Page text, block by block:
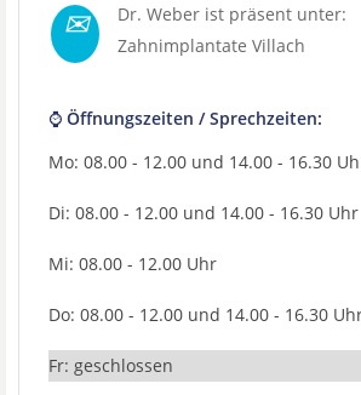
✉
Dr. Weber ist präsent unter:
Zahnimplantate Villach
⌚ Öffnungszeiten / Sprechzeiten:
Mo: 08.00 - 12.00 und 14.00 - 16.30
Di: 08.00 - 12.00 und 14.00 - 16.30 Uhr
Mi: 08.00 - 12.00 Uhr
Do: 08.00 - 12.00 und 14.00 - 16.30
Fr: geschlossen